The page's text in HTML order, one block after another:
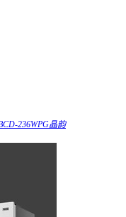
236WPG晶韵